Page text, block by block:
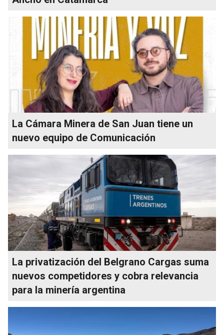
La Cámara Minera de San Juan tiene un
nuevo equipo de Comunicación
La privatización del Belgrano Cargas suma
nuevos competidores y cobra relevancia
para la minería argentina